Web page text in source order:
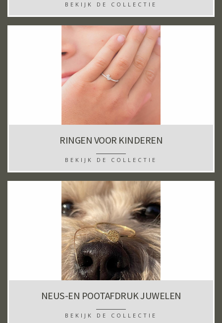
BEKIJK DE COLLECTIE
RINGEN VOOR KINDEREN
BEKIJK DE COLLECTIE
NEUS-EN POOTAFDRUK JUWELEN
BEKIJK DE COLLECTIE